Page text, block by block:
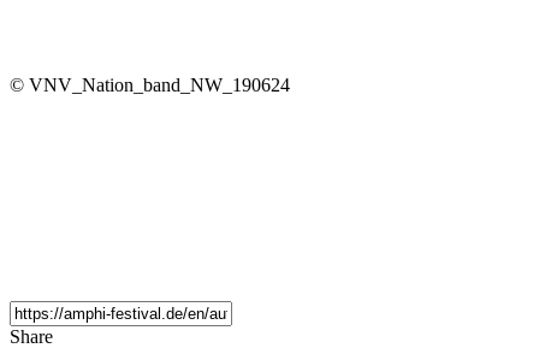
© VNV_Nation_band_NW_190624
Share